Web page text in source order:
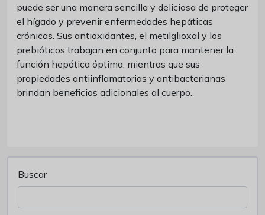
puede ser una manera sencilla y deliciosa de proteger
el hígado y prevenir enfermedades hepáticas
crónicas. Sus antioxidantes, el metilglioxal y los
prebióticos trabajan en conjunto para mantener la
función hepática óptima, mientras que sus
propiedades antiinflamatorias y antibacterianas
brindan beneficios adicionales al cuerpo.
Buscar